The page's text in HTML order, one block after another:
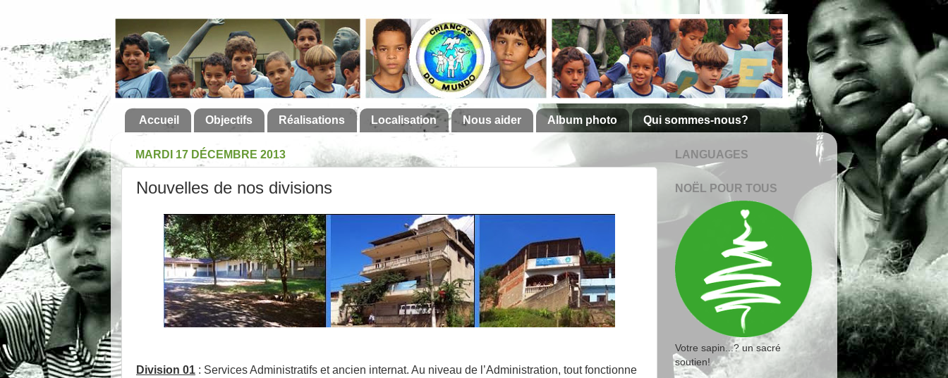
Accueil Objectifs Réalisations Localisation Nous aider Album photo Qui sommes-nous?
MARDI 17 DÉCEMBRE 2013
Nouvelles de nos divisions
Division 01 : Services Administratifs et ancien internat. Au niveau de l’Administration, tout fonctionne
LANGUAGES
NOËL POUR TOUS
Votre sapin...? un sacré
soutien!